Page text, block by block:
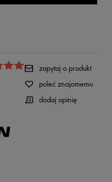
zapytaj o produkt
poleć znajomemu
dodaj opinię